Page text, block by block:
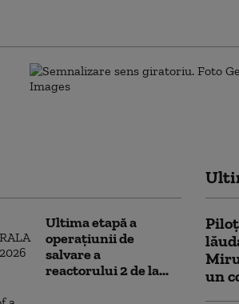
Ultima etapă a
operațiunii de
salvare a
reactorului 2 de la...
un